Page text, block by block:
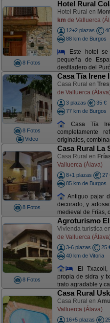
8 Fotos
Hotel Rural
Hotel Rural en
km de Valluerca
12+2 plazas
88 km de Burgos
Este hotel
pequeña de
desfiladero del
8 Fotos
Video
Casa Tía Irene I
Casa Rural en
de Valluerca (Álava)
3 plazas
35 €
77 km de Burgos
Casa Tía
completamente
originales,
8 Fotos
Casa Rural La
Casa Rural en
Valluerca (Álava)
8+1 plazas
27
85 km de Burgos
Antiguo pajar
decorado, y
medieval de Frías,
8 Fotos
Agroturismo
Vivienda turística en
de Valluerca (Álava)
3-6 plazas
25
40 km de Vitoria
El Txacoli,
propia de sidra y
trato agradable y
Casa Rural
Casa Rural en
Valluerca (Álava)
16+5 plazas